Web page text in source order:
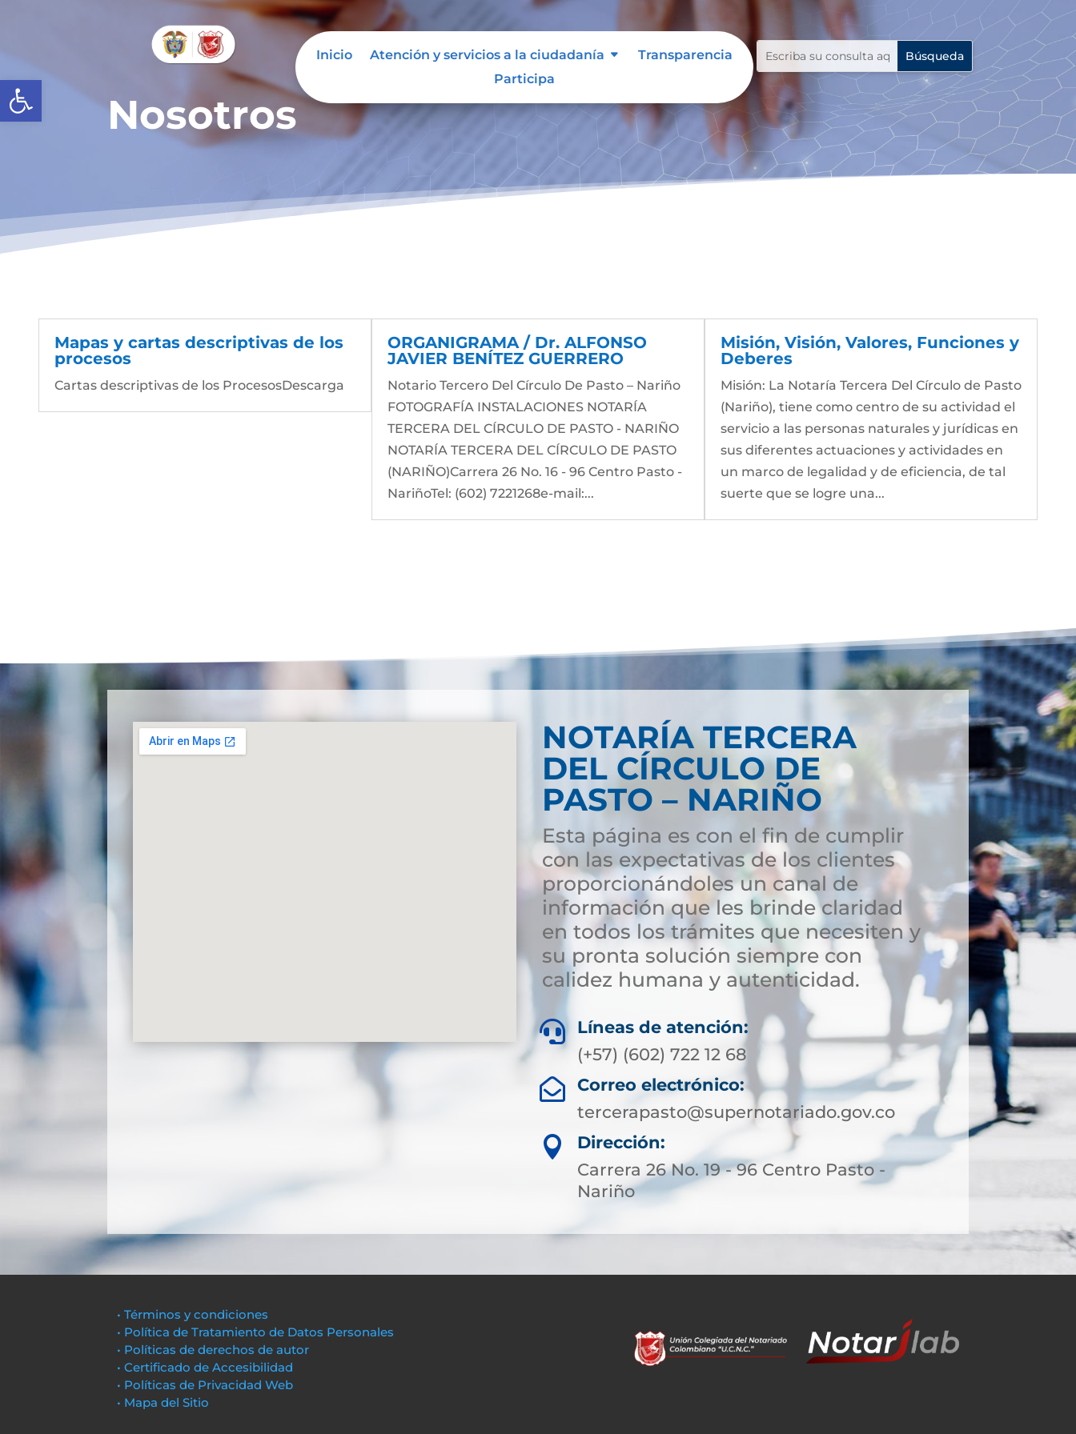
Abrir barra de herramientas
Inicio Atención y servicios a la ciudadanía
Transparencia
Participa
Nosotros
Mapas y cartas descriptivas de los
procesos
Cartas descriptivas de los ProcesosDescarga
ORGANIGRAMA / Dr. ALFONSO
JAVIER BENÍTEZ GUERRERO
Notario Tercero Del Círculo De Pasto – Nariño
FOTOGRAFÍA INSTALACIONES NOTARÍA
TERCERA DEL CÍRCULO DE PASTO - NARIÑO
NOTARÍA TERCERA DEL CÍRCULO DE PASTO
(NARIÑO)Carrera 26 No. 16 - 96 Centro Pasto -
NariñoTel: (602) 7221268e-mail:...
Misión, Visión, Valores, Funciones y
Deberes
Misión: La Notaría Tercera Del Círculo de Pasto
(Nariño), tiene como centro de su actividad el
servicio a las personas naturales y jurídicas en
sus diferentes actuaciones y actividades en
un marco de legalidad y de eficiencia, de tal
suerte que se logre una...
NOTARÍA TERCERA
DEL CÍRCULO DE
PASTO – NARIÑO
Esta página es con el fin de cumplir
con las expectativas de los clientes
proporcionándoles un canal de
información que les brinde claridad
en todos los trámites que necesiten y
su pronta solución siempre con
calidez humana y autenticidad.

Líneas de atención:
(+57) (602) 722 12 68

Correo electrónico:
tercerapasto@supernotariado.gov.co

Dirección:
Carrera 26 No. 19 - 96 Centro Pasto -
Nariño
• Términos y condiciones
• Política de Tratamiento de Datos Personales
• Políticas de derechos de autor
• Certificado de Accesibilidad
• Políticas de Privacidad Web
• Mapa del Sitio